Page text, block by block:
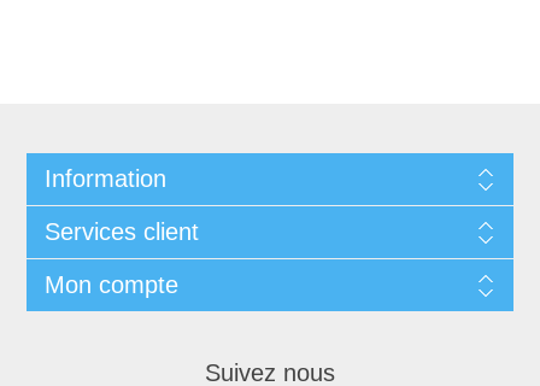
Information
Services client
Mon compte
Suivez nous